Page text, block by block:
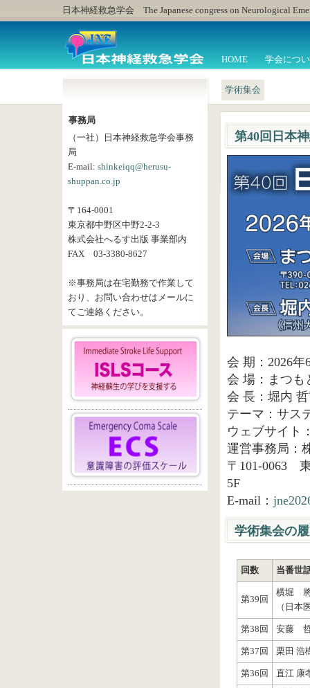
日本神経救急学会 The Japanese congress on Neurological
HOME 学会につ
学術集会
第40回日本
会 期：2026年
会 場：まつも
会 長：堀内
テーマ：サス
ウェブサイト
運営事務局：
〒101-0063
5F
E-mail：
学術集会の
回数 当番世
第39回
横堀
（日本
第38回 安藤 哲
第37回 栗田 浩
第36回 直江
事務局
（一社）日本神経救急学会事務
局
E-mail: shinkeiqq@herusu-
shuppan.co.jp
〒164-0001
東京都中野区中野2-2-3
株式会社へるす出版 事業部内
FAX 03-3380-8627
※事務局は在宅勤務で作業して
おり、お問い合わせはメールに
てご連絡ください。